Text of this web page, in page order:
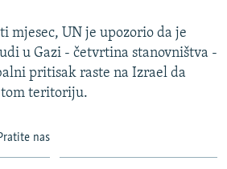
mjesec, UN je upozorio da je
u Gazi - četvrtina stanovništva -
pritisak raste na Izrael da
teritoriju.
nas